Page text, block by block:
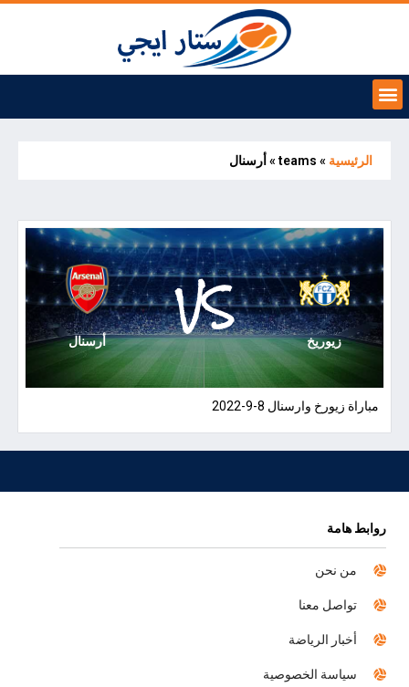
الرئيسية »
teams
» أرسنال
زيوريخ VS أرسنال
مباراة زيورخ وارسنال 8-9-2022
روابط هامة
من نحن
تواصل معنا
أخبار الرياضة
سياسة الخصوصية